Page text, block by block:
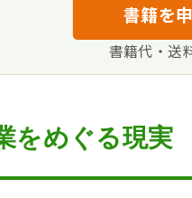
ていかれるのでは」
書籍を
書籍代・送
をめぐる現実